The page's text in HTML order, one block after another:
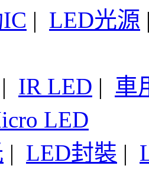
| LED光源
| IR LED | 車
LED
| LED封裝 |